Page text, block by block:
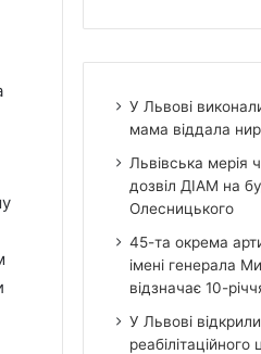
У Львові
мама віддала
Львівська мерія
дозвіл ДІАМ на
Олесницького
45-та окрема
імені генерала
відзначає 10-
У Львові